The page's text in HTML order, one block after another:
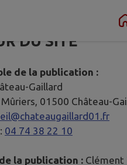
DU SITE
de la publication :
Gaillard
01500 Château-
04 74 38 22 10
la publication : Clément